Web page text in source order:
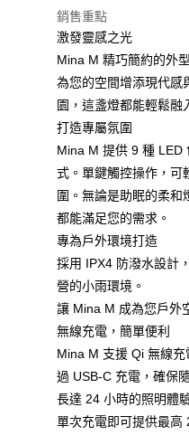
玉山商業銀行
台新國際商業銀行
台灣樂天信用卡公司
聯邦商業銀行
元大商業銀行
台新國際商業銀行
台灣樂天信用卡公司
運送方式
付款後全家取貨
每筆NT$80，滿
付款後7-11取貨
每筆NT$80，滿
黑貓宅急便
每筆NT$120，滿
黑貓宅配(離島)
每筆NT$250，滿
付款後門市自取
每筆NT$120，滿
銷售重點
激發靈感之光
Mina M 精巧簡約的外
為您的空間增添現代感
園，這盞燈都能輕鬆融
打造專屬氛圍
Mina M 提供 9 種 LED
式。單鍵觸控操作，可
圍。無論是助眠的柔
都能滿足您的需求。
專為戶外環境打造
採用 IPX4 防潑水設計
營的小雨環境。
讓 Mina M 成為您戶外
無線充電，簡單便利
Mina M 支援 Qi 無線
過 USB-C 充電，確保
長達 24 小時的照明體
單次充電即可提供最高